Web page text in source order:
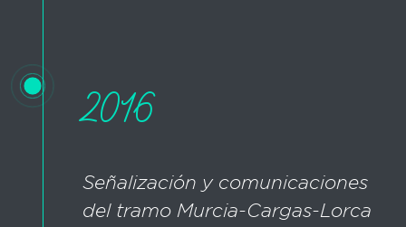
2016
Señalización y comunicaciones
del tramo Murcia-Cargas-Lorca